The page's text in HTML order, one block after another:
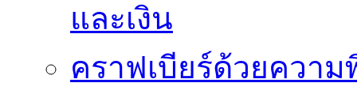
และเงิน
คราฟเบียร์ด้วยควา